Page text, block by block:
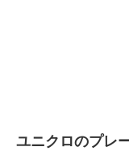
ユニクロのプレ